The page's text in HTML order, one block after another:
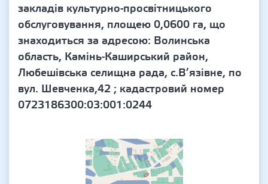
закладів культурно-просвітницького
обслуговування, площею 0,0600 га, що
знаходиться за адресою: Волинська
область, Камінь-Каширський район,
Любешівська селищна рада, с.В’язівне, по
вул. Шевченка,42 ; кадастровий номер
0723186300:03:001:0244